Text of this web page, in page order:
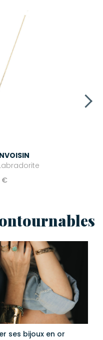
€
ses bijoux en or